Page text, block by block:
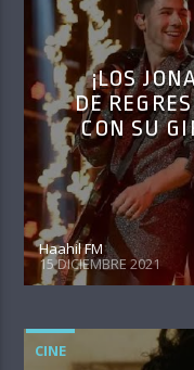
¡LOS
DE
CON SU
Haahil FM
15 DICIEMBRE 2021
CINE